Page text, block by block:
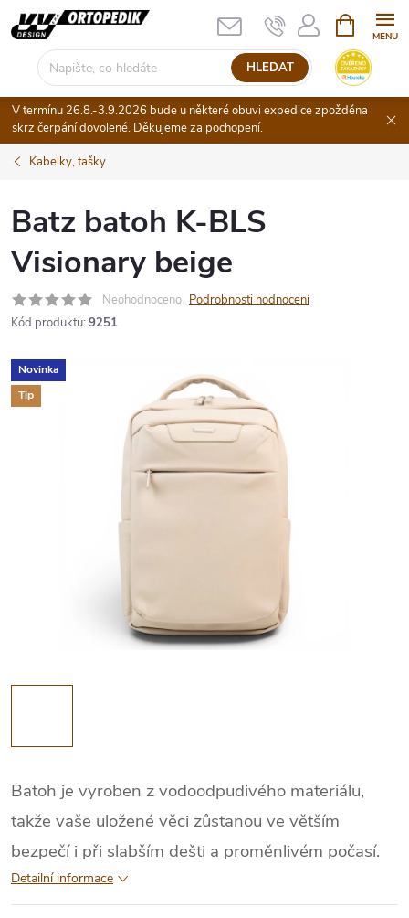
Přejít
na
HLEDAT
NÁKUPNÍ
KOŠÍK
V termínu 26.8.-3.9.2026 bude u některé obuvi expedice zpožděna
skrz čerpání dovolené. Děkujeme za pochopení.
Kabelky, tašky
Batz batoh K-BLS
Visionary beige
Neohodnoceno Podrobnosti hodnocení
Kód produktu: 9251
Novinka
Tip
Batoh je vyroben z vodoodpudivého materiálu,
takže vaše uložené věci zůstanou ve větším
bezpečí i při slabším dešti a proměnlivém počasí.
Detailní informace